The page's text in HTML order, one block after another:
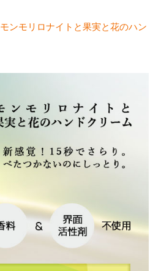
モンモリロナイトと果実と花のハン